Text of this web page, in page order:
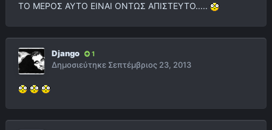
ΤΟ ΜΕΡΟΣ ΑΥΤΟ ΕΙΝΑΙ ΟΝΤΩΣ ΑΠΙΣΤΕΥΤΟ.....
Django 1
Δημοσιεύτηκε Σεπτέμβριος 23, 2013